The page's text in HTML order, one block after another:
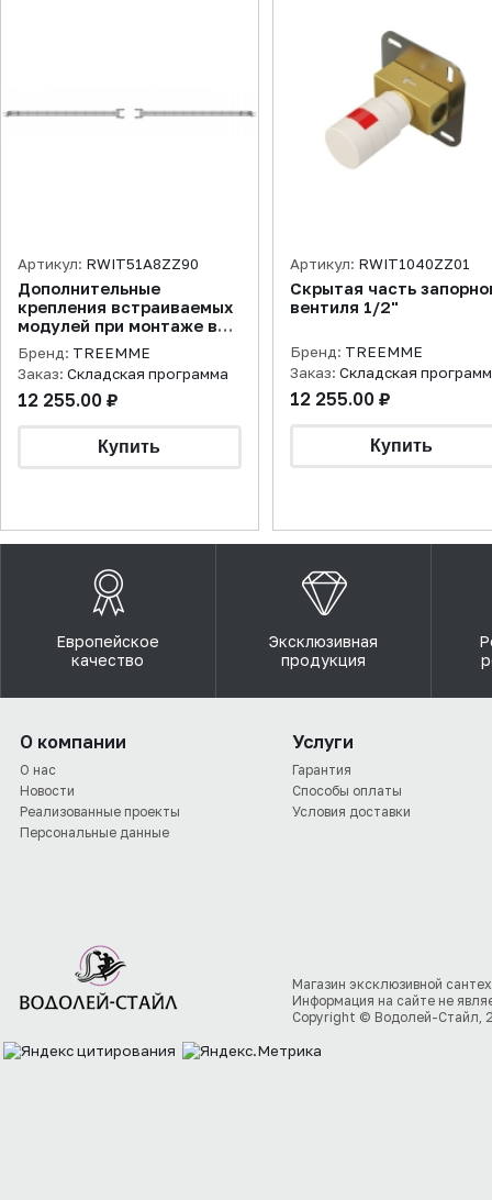
Артикул: RWIT51A8ZZ90
Дополнительные
крепления встраиваемых
модулей при монтаже в
гипсокартонные стены
Бренд: TREEMME
Заказ: Складская программа
12 255.00 ₽
Артикул: RWIT1040ZZ01
Скрытая часть
вентиля 1/2"
Бренд: TREEMME
Заказ: Складская
12 255.00 ₽
Европейское
качество
Эксклюзивная
продукция
О компании
О нас
Новости
Реализованные проекты
Персональные данные
Услуги
Гарантия
Способы оплаты
Условия доставки
Магазин эксклюзивной
Информация на сайте не
Copyright © Водолей-Стайл,